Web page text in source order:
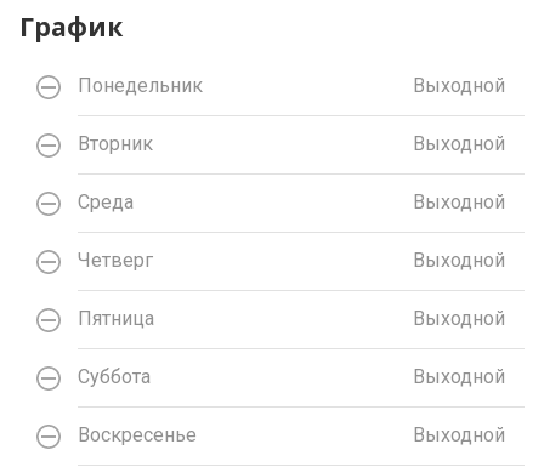
График
Понедельник Выходной
Вторник Выходной
Среда Выходной
Четверг Выходной
Пятница Выходной
Суббота Выходной
Воскресенье Выходной